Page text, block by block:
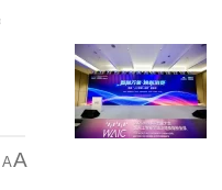
AA